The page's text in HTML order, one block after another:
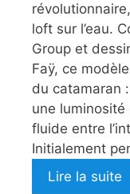
loft sur l’eau.
Group et
Faÿ, ce
du catamaran
une
fluide entre
Initialement
Lire la suite